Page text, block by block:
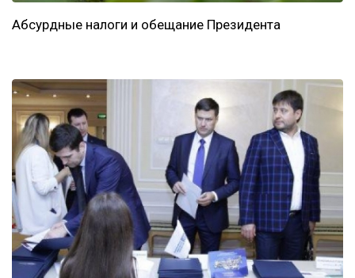
Абсурдные налоги и обещание Президента